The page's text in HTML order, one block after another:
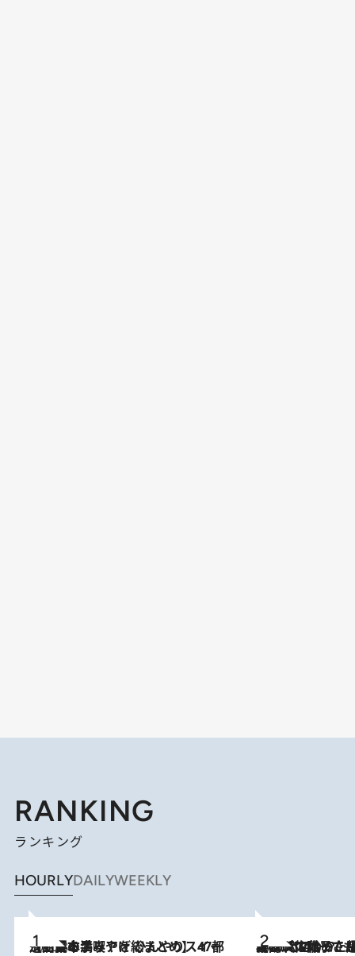
RANKING
ランキング
HOURLYDAILYWEEKLY
2026.8.5
【西日本エリアを総まとめ】 47都道府県の手みやげ ひんやりスイーツで夏を満喫 2026.8.5
【阿川佐和子さんの年とる力】なぜ70代で始めた趣味は“こんなに楽しい”のか？ ピアノ、俳句…スランプに陥っても続けられる“ある秘訣”とは